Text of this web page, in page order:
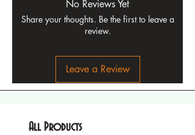
No Reviews Yet
Share your thoughts. Be the first to leave a
review.
Leave a Review
All Products